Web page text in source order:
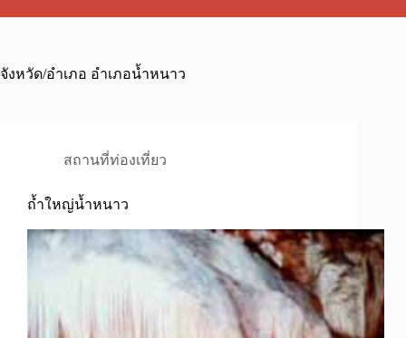
จังหวัด/อำเภอ อำเภอน้ำหนาว
สถานที่ท่องเที่ยว
ถ้ำใหญ่น้ำหนาว